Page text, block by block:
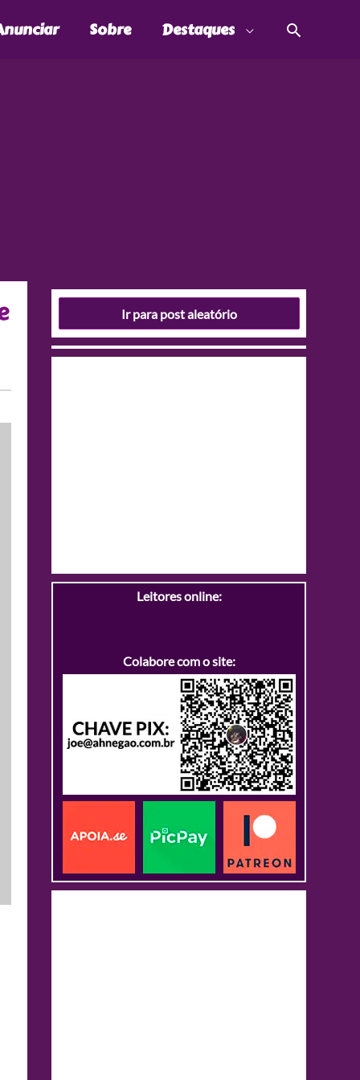
Sobre Destaques
Ir para post aleatório
Leitores online:
Colabore com o site: